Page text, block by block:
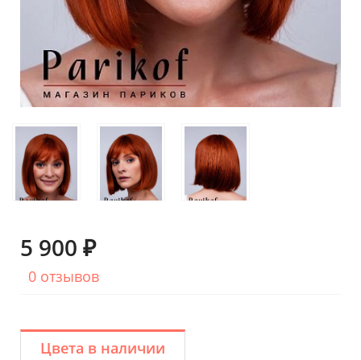
5 900 ₽
0 отзывов
Цвета в наличии